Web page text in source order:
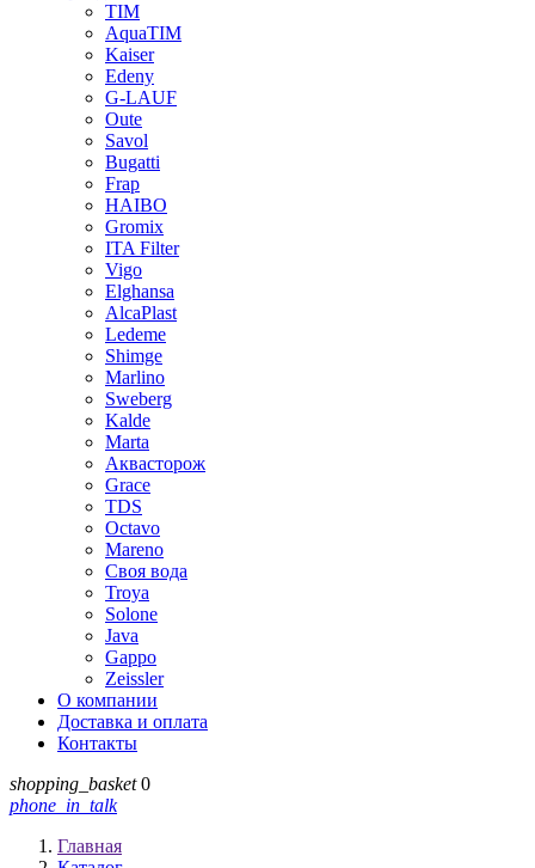
TIM
AquaTIM
Kaiser
Edeny
G-LAUF
Oute
Savol
Bugatti
Frap
HAIBO
Gromix
ITA Filter
Vigo
Elghansa
AlcaPlast
Ledeme
Shimge
Marlino
Sweberg
Kalde
Marta
Аквасторож
Grace
TDS
Octavo
Mareno
Своя вода
Troya
Solone
Java
Gappo
Zeissler
О компании
Доставка и оплата
Контакты
shopping_basket 0
phone_in_talk
Главная